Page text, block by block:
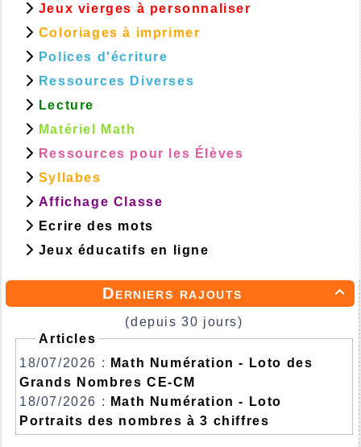

Derniers rajouts
(depuis 30 jours)
Articles
18/07/2026 :
Math Numération - Loto des
Grands Nombres CE-CM
18/07/2026 :
Math Numération - Loto
Portraits des nombres à 3 chiffres
Jeux vierges à personnaliser
Coloriages à imprimer
Polices d'écriture
Ressources Diverses
Lecture
Matériel Math
Ressources pour les Élèves
Syllabes
Affichage Classe
Ecrire des mots
Jeux éducatifs en ligne